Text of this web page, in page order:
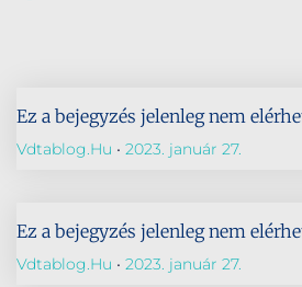
Ez a bejegyzés jelenleg nem
Vdtablog.hu 2023. január 27.
Ez a bejegyzés jelenleg nem
Vdtablog.hu 2023. január 27.